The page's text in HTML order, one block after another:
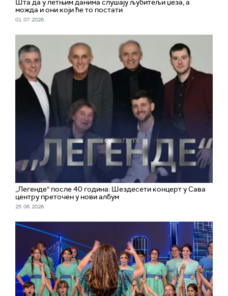
Шта да у летњим данима слушају љубитељи џеза, а
можда и они који ће то постати
01. 07. 2026.
„Легенде“ после 40 година: Шездесети концерт у Сава
центру преточен у нови албум
25. 06. 2026.